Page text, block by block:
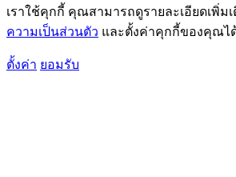
เราใช้คุกกี้ คุณสามารถดูรายละเอียดเพิ่ม
ความเป็นส่วนตัว และตั้งค่าคุกกี้ของคุณไ
ตั้งค่า ยอมรับ